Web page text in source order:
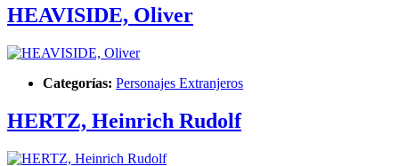
HEAVISIDE, Oliver
Categorías: Personajes Extranjeros
HERTZ, Heinrich Rudolf